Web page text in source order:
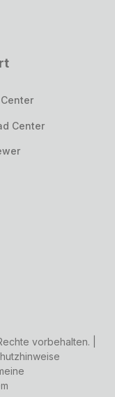
Center
vorbehalten. |